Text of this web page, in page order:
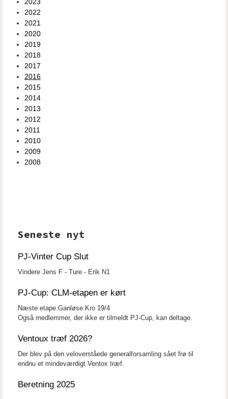
2022
2021
2020
2019
2018
2017
2016
2015
2014
2013
2012
2011
2010
2009
2008
Seneste nyt
PJ-Vinter Cup Slut
Vindere Jens F - Ture - Erik N1
PJ-Cup: CLM-etapen er kørt
Næste etape Ganløse Kro 19/4
Også medlemmer, der ikke er tilmeldt PJ-Cup, kan deltage.
Ventoux træf 2026?
Der blev på den veloverståede generalforsamling sået frø til
endnu et mindeværdigt Ventox træf.
Beretning 2025